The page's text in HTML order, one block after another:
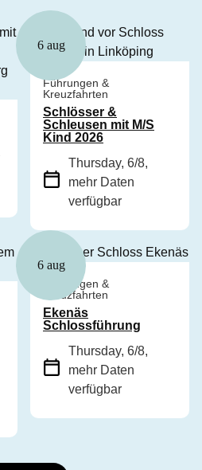
6 aug
Führungen &
Kreuzfahrten
Schlösser &
Schleusen mit M/S
Kind 2026
Thursday, 6/8,
mehr Daten
verfügbar
6 aug
Führungen &
Kreuzfahrten
Ekenäs
Schlossführung
Thursday, 6/8,
mehr Daten
verfügbar